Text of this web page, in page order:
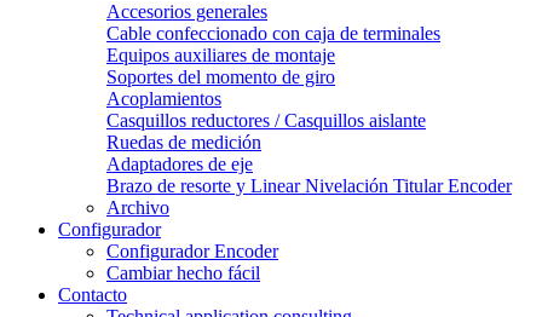
Accesorios generales
Cable confeccionado con caja de terminales
Equipos auxiliares de montaje
Soportes del momento de giro
Acoplamientos
Casquillos reductores / Casquillos aislante
Ruedas de medición
Adaptadores de eje
Brazo de resorte y Linear Nivelación Titular Encoder
Archivo
Configurador
Configurador Encoder
Cambiar hecho fácil
Contacto